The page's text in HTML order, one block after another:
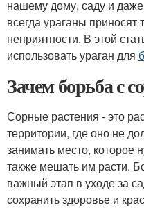
нашему дому, саду и
всегда ураганы приносят
неприятности. В этой
использовать ураган для
Зачем борьба с
Сорные растения - это
территории, где оно не
занимать место, которое
также мешать им расти.
важный этап в уходе за
сохранить здоровье и